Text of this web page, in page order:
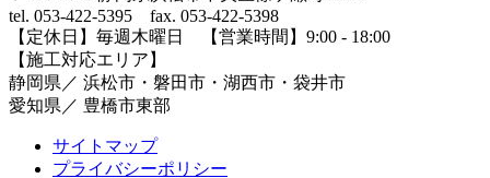
tel. 053-422-5395 fax. 053-422-5398
【定休⽇】毎週⽊曜⽇ 【営業時間】9:00 - 18:00
【施⼯対応エリア】
静岡県／ 浜松市・磐⽥市・湖⻄市・袋井市
愛知県／ 豊橋市東部
サイトマップ
プライバシーポリシー